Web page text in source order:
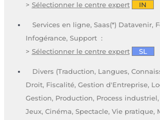
> Sélectionner le centre expert IN
Services en ligne, Saas(*) Datavenir,
Infogérance, Support :
> Sélectionner le centre expert SL
Divers (Traduction, Langues,
Droit, Fiscalité, Gestion d'Entreprise,
Gestion, Production, Process
Jeux, Cinéma, Spectacle, Vie pratique,